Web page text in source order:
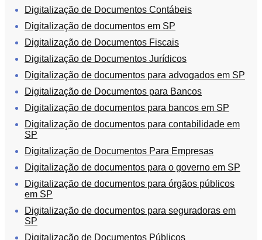
Geral
de
Proteção
de
Blog
Contato
Orçamento
Trabalhe
Conosco
X
Digitalização de Documentos Contábeis
Digitalização de documentos em SP
Digitalização de Documentos Fiscais
Digitalização de Documentos Jurídicos
Digitalização de documentos para advogados em SP
Digitalização de Documentos para Bancos
Digitalização de documentos para bancos em SP
Digitalização de documentos para contabilidade em
SP
Digitalização de Documentos Para Empresas
Digitalização de documentos para o governo em SP
Digitalização de documentos para órgãos públicos
em SP
Digitalização de documentos para seguradoras em
SP
Digitalização de Documentos Públicos